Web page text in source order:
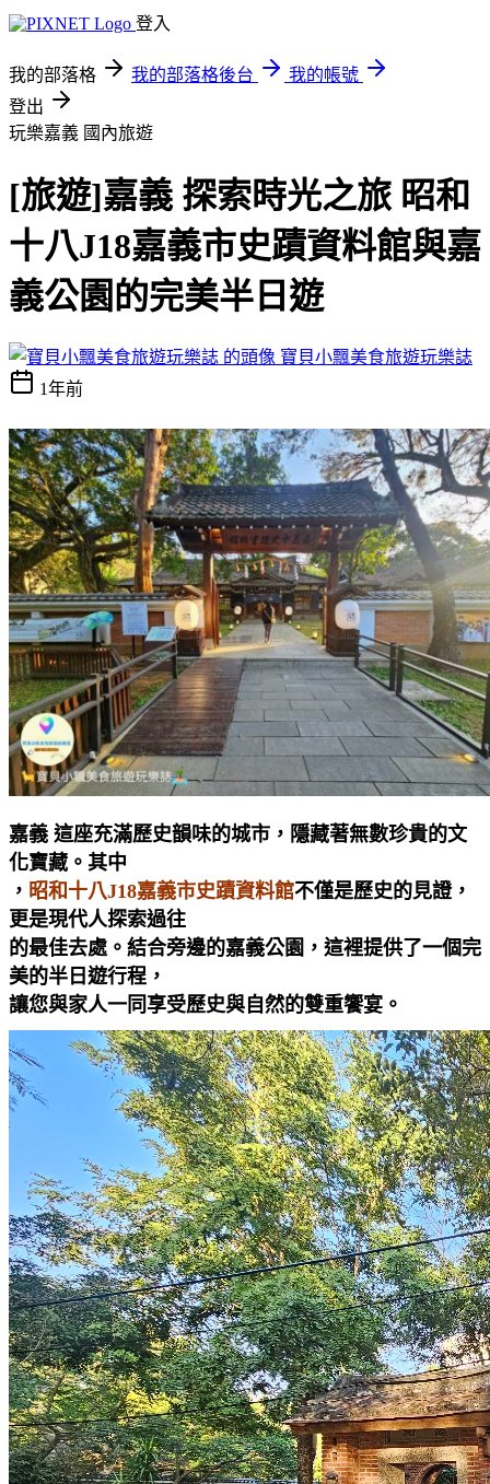
登入
我的部落格 我的部落格後台
我的帳號
登出
玩樂嘉義 國內旅遊
[旅遊]嘉義 探索時光之旅 昭和
十八J18嘉義市史蹟資料館與嘉
義公園的完美半日遊
寶貝小飄美食旅遊玩樂誌
1年前
嘉義 這座充滿歷史韻味的城市，隱藏著無數珍貴的文
化寶藏。其中
， 昭和十八J18嘉義市史蹟資料館不僅是歷史的見證，
更是現代人探索過往
的最佳去處。結合旁邊的嘉義公園，這裡提供了一個完
美的半日遊行程，
讓您與家人一同享受歷史與自然的雙重饗宴。